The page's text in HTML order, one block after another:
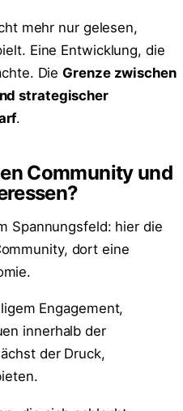
mehr nur gelesen,
Eine Entwicklung, die
Die Grenze zwischen
strategischer
.
Community und
Spannungsfeld: hier die
dort eine
Engagement,
innerhalb der
der Druck,